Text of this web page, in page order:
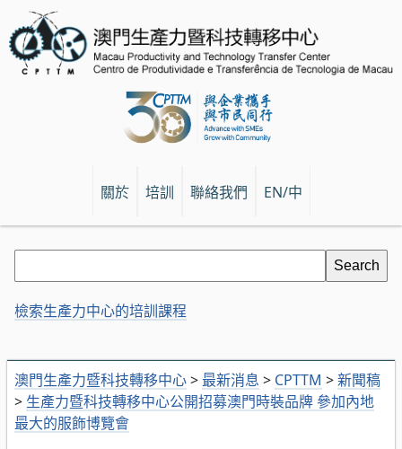
關於 培訓 聯絡我們 EN/中
澳門生產力暨科技轉移中心> 最新消息 > CPTTM >新聞稿
> 生產力暨科技轉移中心公開招募澳門時裝品牌 參加內地
最大的服飾博覽會
檢索生產力中心的培訓課程